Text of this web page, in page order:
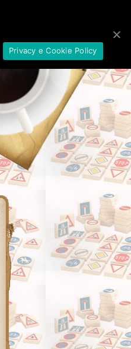
Privacy e Cookie Policy